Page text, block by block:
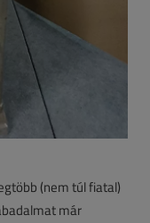
(nem túl fiatal)
már